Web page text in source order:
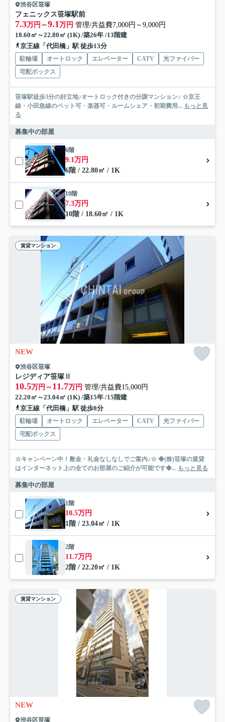
渋谷区笹塚
フェニックス笹塚駅前
7.3万円～9.1万円 管理/共益費7,000円～9,000円
18.60㎡～22.80㎡ (1K) /築26年 /13階建
京王線「代田橋」駅 徒歩13分
駐輪場 オートロック エレベーター CATV
光ファイバー
宅配ボックス
笹塚駅徒歩3分の好立地♪オートロック付きの分譲マンション♪ ☆京王
線・小田急線のペット可・楽器可・ルームシェア・初期費用... もっと見
る
募集中の部屋
6階
9.1万円
6階 / 22.80㎡ / 1K
10階
7.3万円
10階 / 18.60㎡ / 1K
賃貸マンション
NEW
渋谷区笹塚
レジディア笹塚Ⅱ
10.5万円～ 11.7万円 管理/共益費15,000円
22.20㎡～23.04㎡ (1K) /築15年 /15階建
京王線「代田橋」駅 徒歩8分
駐輪場 オートロック エレベーター CATV
光ファイバー
宅配ボックス
☆キャンペーン中！敷金・礼金なしなしでご案内♪☆ ◆(株)笹塚の賃貸
はインターネット上の全てのお部屋のご紹介が可能です◆... もっと見る
募集中の部屋
1階
10.5万円
1階 / 23.04㎡ / 1K
2階
11.7万円
2階 / 22.20㎡ / 1K
賃貸マンション
NEW
渋谷区笹塚